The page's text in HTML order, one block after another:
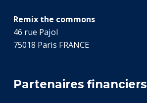
Remix the commons
46 rue Pajol
75018 Paris FRANCE
Partenaires financiers